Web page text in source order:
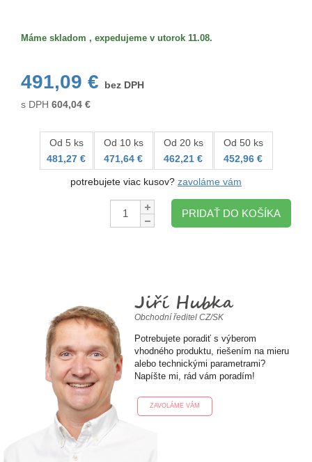
Máme skladom , expedujeme v utorok 11.08.
491,09 €
bez DPH
s DPH 604,04 €
Od 5 ks
481,27 €
Od 10 ks
471,64 €
Od 20 ks
462,21 €
Od 50 ks
452,96 €
potrebujete viac kusov? zavoláme vám
Množstvo:
PRIDAŤ DO KOŠÍKA
Jiří Hubka
Obchodní ředitel CZ/SK
Potrebujete poradiť s výberom
vhodného produktu, riešením na mieru
alebo technickými parametrami?
Napíšte mi, rád vám poradím!
ZAVOLÁME VÁM